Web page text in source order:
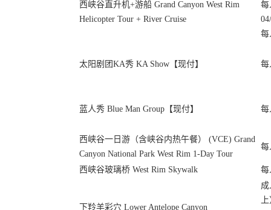
西峡谷直升机+游船 Grand Canyon West Rim
Helicopter Tour + River Cruise
每
每
太阳剧团KA秀 KA Show【现付】 每
蓝人秀 Blue Man Group【现付】 每
西峡谷一日游（含峡谷内热午餐） (VCE) Grand
Canyon National Park West Rim 1-Day Tour
每
西峡谷玻璃桥 West Rim Skywalk 每
下羚羊彩穴 Lower Antelope Canyon